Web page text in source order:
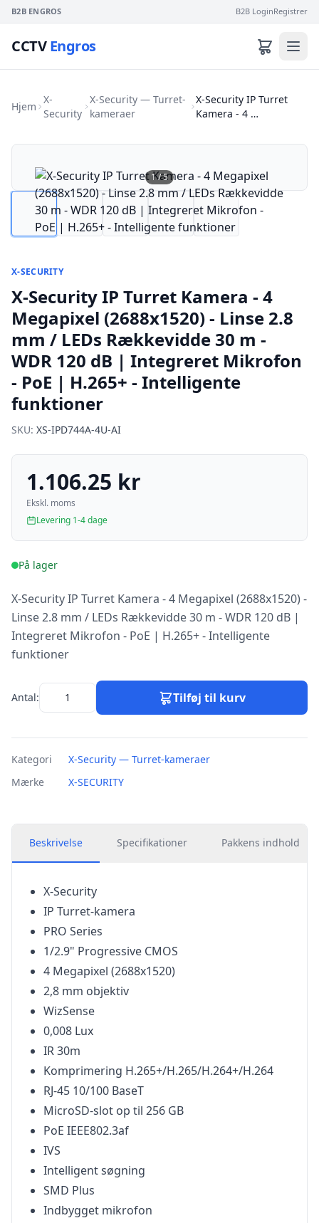
B2B ENGROS B2B LoginRegistrer
CCTVEngros
Hjem
X-
Security
X-Security — Turret-
kameraer
X-Security IP Turret
Kamera - 4 …
1/5
X-SECURITY
X-Security IP Turret Kamera - 4
Megapixel (2688x1520) - Linse 2.8
mm / LEDs Rækkevidde 30 m -
WDR 120 dB | Integreret Mikrofon
- PoE | H.265+ - Intelligente
funktioner
SKU: XS-IPD744A-4U-AI
1.106.25 kr
Ekskl. moms
Levering 1-4 dage
På lager
X-Security IP Turret Kamera - 4 Megapixel (2688x1520) -
Linse 2.8 mm / LEDs Rækkevidde 30 m - WDR 120 dB |
Integreret Mikrofon - PoE | H.265+ - Intelligente
funktioner
Antal: Tilføj til kurv
Kategori
X-Security — Turret-kameraer
Mærke
X-SECURITY
Beskrivelse Specifikationer Pakkens indhold
X-Security
IP Turret-kamera
PRO Series
1/2.9" Progressive CMOS
4 Megapixel (2688x1520)
2,8 mm objektiv
WizSense
0,008 Lux
IR 30m
Komprimering H.265+/H.265/H.264+/H.264
RJ-45 10/100 BaseT
MicroSD-slot op til 256 GB
PoE IEEE802.3af
IVS
Intelligent søgning
SMD Plus
Indbygget mikrofon